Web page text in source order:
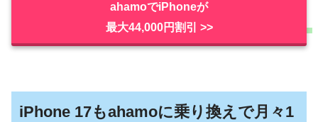
ahamoでiPhoneが
最大44,000円割引 >>
iPhone 17もahamoに乗り換えで月々1